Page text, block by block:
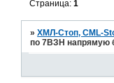
Страница:1
»ХМЛ-Стоп, CML-
по 7ВЗН напрямую